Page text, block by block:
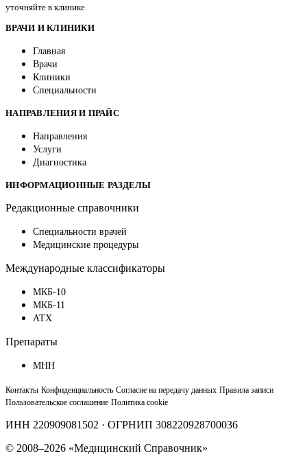
уточняйте в клинике.
ВРАЧИ И КЛИНИКИ
Главная
Врачи
Клиники
Специальности
НАПРАВЛЕНИЯ И ПРАЙС
Направления
Услуги
Диагностика
ИНФОРМАЦИОННЫЕ РАЗДЕЛЫ
Редакционные справочники
Специальности врачей
Медицинские процедуры
Международные классификаторы
МКБ-10
МКБ-11
АТХ
Препараты
МНН
Контакты Конфиденциальность Согласие на передачу данных Правила записи
Пользовательское соглашение Политика cookie
ИНН 220909081502 · ОГРНИП 308220928700036
© 2008–2026 «Медицинский Справочник»